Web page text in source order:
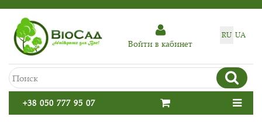
RU UA
Войти в кабинет
+38 050 777 95 07